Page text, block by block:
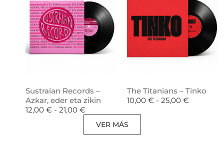
Sustraian Records –
Azkar, eder eta zikin
12,00 € - 21,00 €
The Titanians – Tinko
10,00 € - 25,00 €
VER MÁS